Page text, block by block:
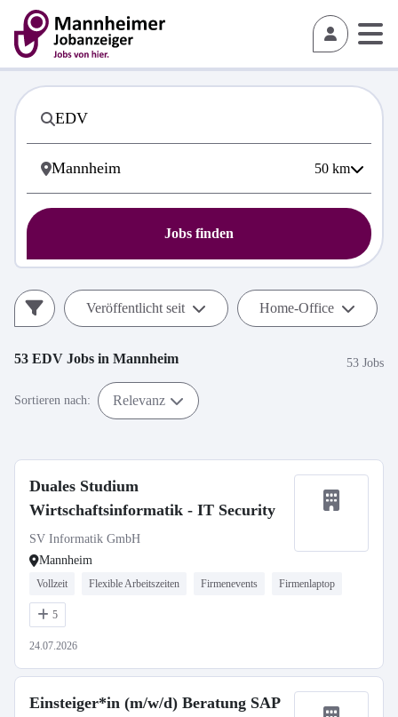
50 km
Jobs finden
Veröffentlicht seit Home-Office
53 EDV Jobs in Mannheim 53 Jobs
Sortieren nach: Relevanz
Duales Studium
Wirtschaftsinformatik - IT Security
SV Informatik GmbH
Mannheim
Vollzeit Flexible Arbeitszeiten Firmenevents Firmenlaptop
5
24.07.2026
Einsteiger*in (m/w/d) Beratung SAP